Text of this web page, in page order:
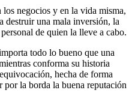
negocios y en la vida misma,
destruir una mala inversión, la
de quien la lleve a cabo.
todo lo bueno que una
conforma su historia
hecha de forma
por la borda la buena reputación